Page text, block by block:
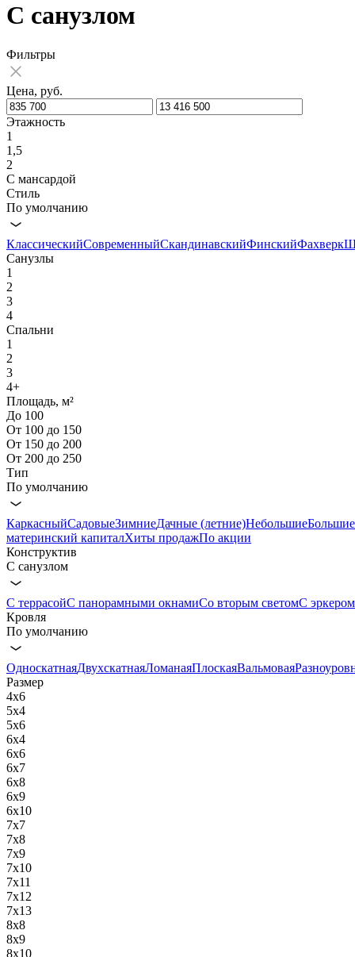
С санузлом
Фильтры
Цена, руб.
Этажность
1
1,5
2
С мансардой
Стиль
По умолчанию
КлассическийСовременныйСкандинавскийФинскийФахверк
Санузлы
1
2
3
4
Спальни
1
2
3
4+
Площадь, м²
До 100
От 100 до 150
От 150 до 200
От 200 до 250
Тип
По умолчанию
КаркасныйСадовыеЗимниеДачные (летние)НебольшиеБольшие
материнский капиталХиты продажПо акции
Конструктив
С санузлом
С террасойС панорамными окнамиСо вторым светомС эркером
Кровля
По умолчанию
ОдноскатнаяДвухскатнаяЛоманаяПлоскаяВальмовая
Размер
4х6
5х4
5х6
6х4
6x6
6x7
6x8
6x9
6х10
7x7
7x8
7х9
7х10
7х11
7х12
7х13
8х8
8x9
8х10